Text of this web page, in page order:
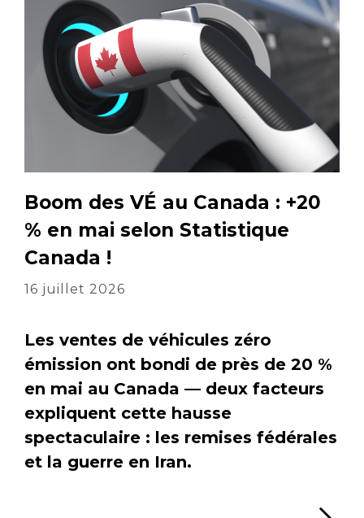
Boom des VÉ au Canada : +20
% en mai selon Statistique
Canada !
16 juillet 2026
Les ventes de véhicules zéro
émission ont bondi de près de 20 %
en mai au Canada — deux facteurs
expliquent cette hausse
spectaculaire : les remises fédérales
et la guerre en Iran.